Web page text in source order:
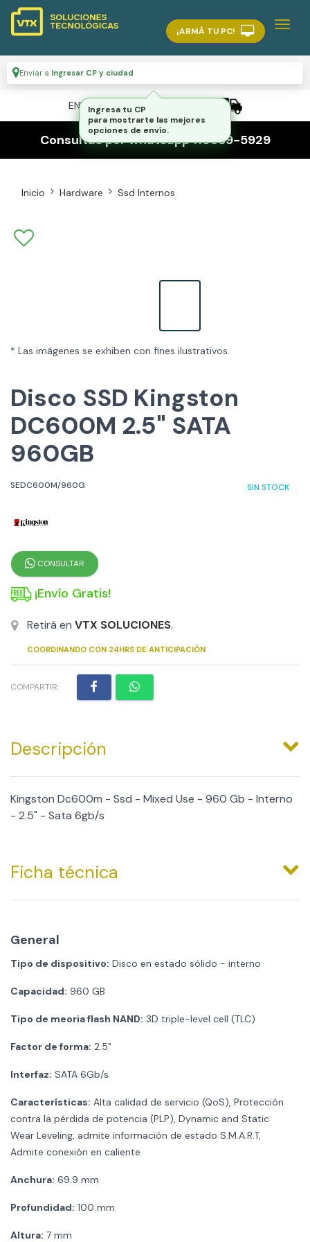
¡ARMÁ TU PC!
Enviar a Ingresar CP y ciudad
ENVÍO GRATIS A TODO EL PAÍS
Consultas por whatsapp 116559-5929
Inicio Hardware Ssd Internos
* Las imágenes se exhiben con fines ilustrativos.
Disco SSD Kingston
DC600M 2.5" SATA
960GB
SEDC600M/960G SIN STOCK
CONSULTAR
¡Envío Gratis!
Retirá en VTX SOLUCIONES.
COORDINANDO CON 24HRS DE ANTICIPACIÓN
COMPARTIR:
Descripción
Kingston Dc600m - Ssd - Mixed Use - 960 Gb - Interno
- 2.5" - Sata 6gb/s
Ficha técnica
General
Tipo de dispositivo: Disco en estado sólido - interno
Capacidad: 960 GB
Tipo de meoria flash NAND: 3D triple-level cell (TLC)
Factor de forma: 2.5"
Interfaz: SATA 6Gb/s
Características: Alta calidad de servicio (QoS), Protección
contra la pérdida de potencia (PLP), Dynamic and Static
Wear Leveling, admite información de estado S.M.A.R.T,
Admite conexión en caliente
Anchura: 69.9 mm
Profundidad: 100 mm
Altura: 7 mm
Ingresa tu CP
para mostrarte las mejores
opciones de envío.